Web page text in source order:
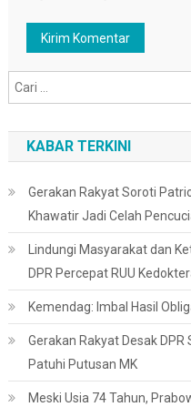
KABAR TERKINI
Gerakan Rakyat Soroti
Khawatir Jadi Celah
Lindungi Masyarakat dan
DPR Percepat RUU
Kemendag: Imbal Hasil
Gerakan Rakyat Desak
Patuhi Putusan MK
Meski Usia 74 Tahun,